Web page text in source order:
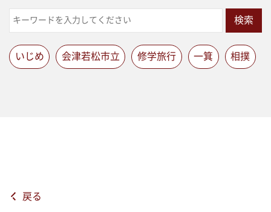
検索
いじめ 会津若松市立 修学旅行 一箕 相撲
戻る